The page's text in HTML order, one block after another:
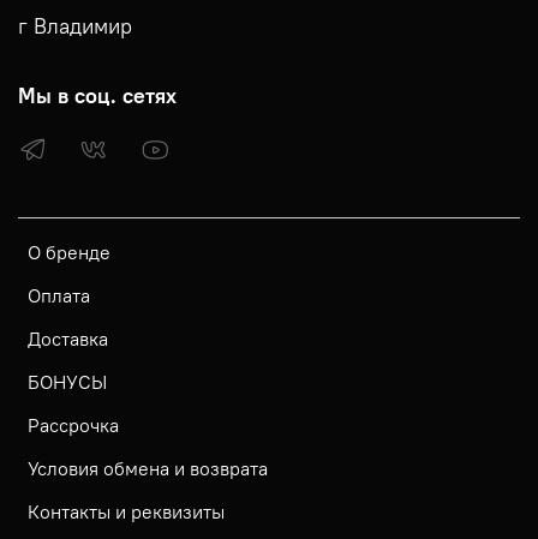
О бренде
Оплата
Доставка
БОНУСЫ
Рассрочка
Условия обмена и возврата
Контакты и реквизиты
г Владимир
Мы в соц. сетях